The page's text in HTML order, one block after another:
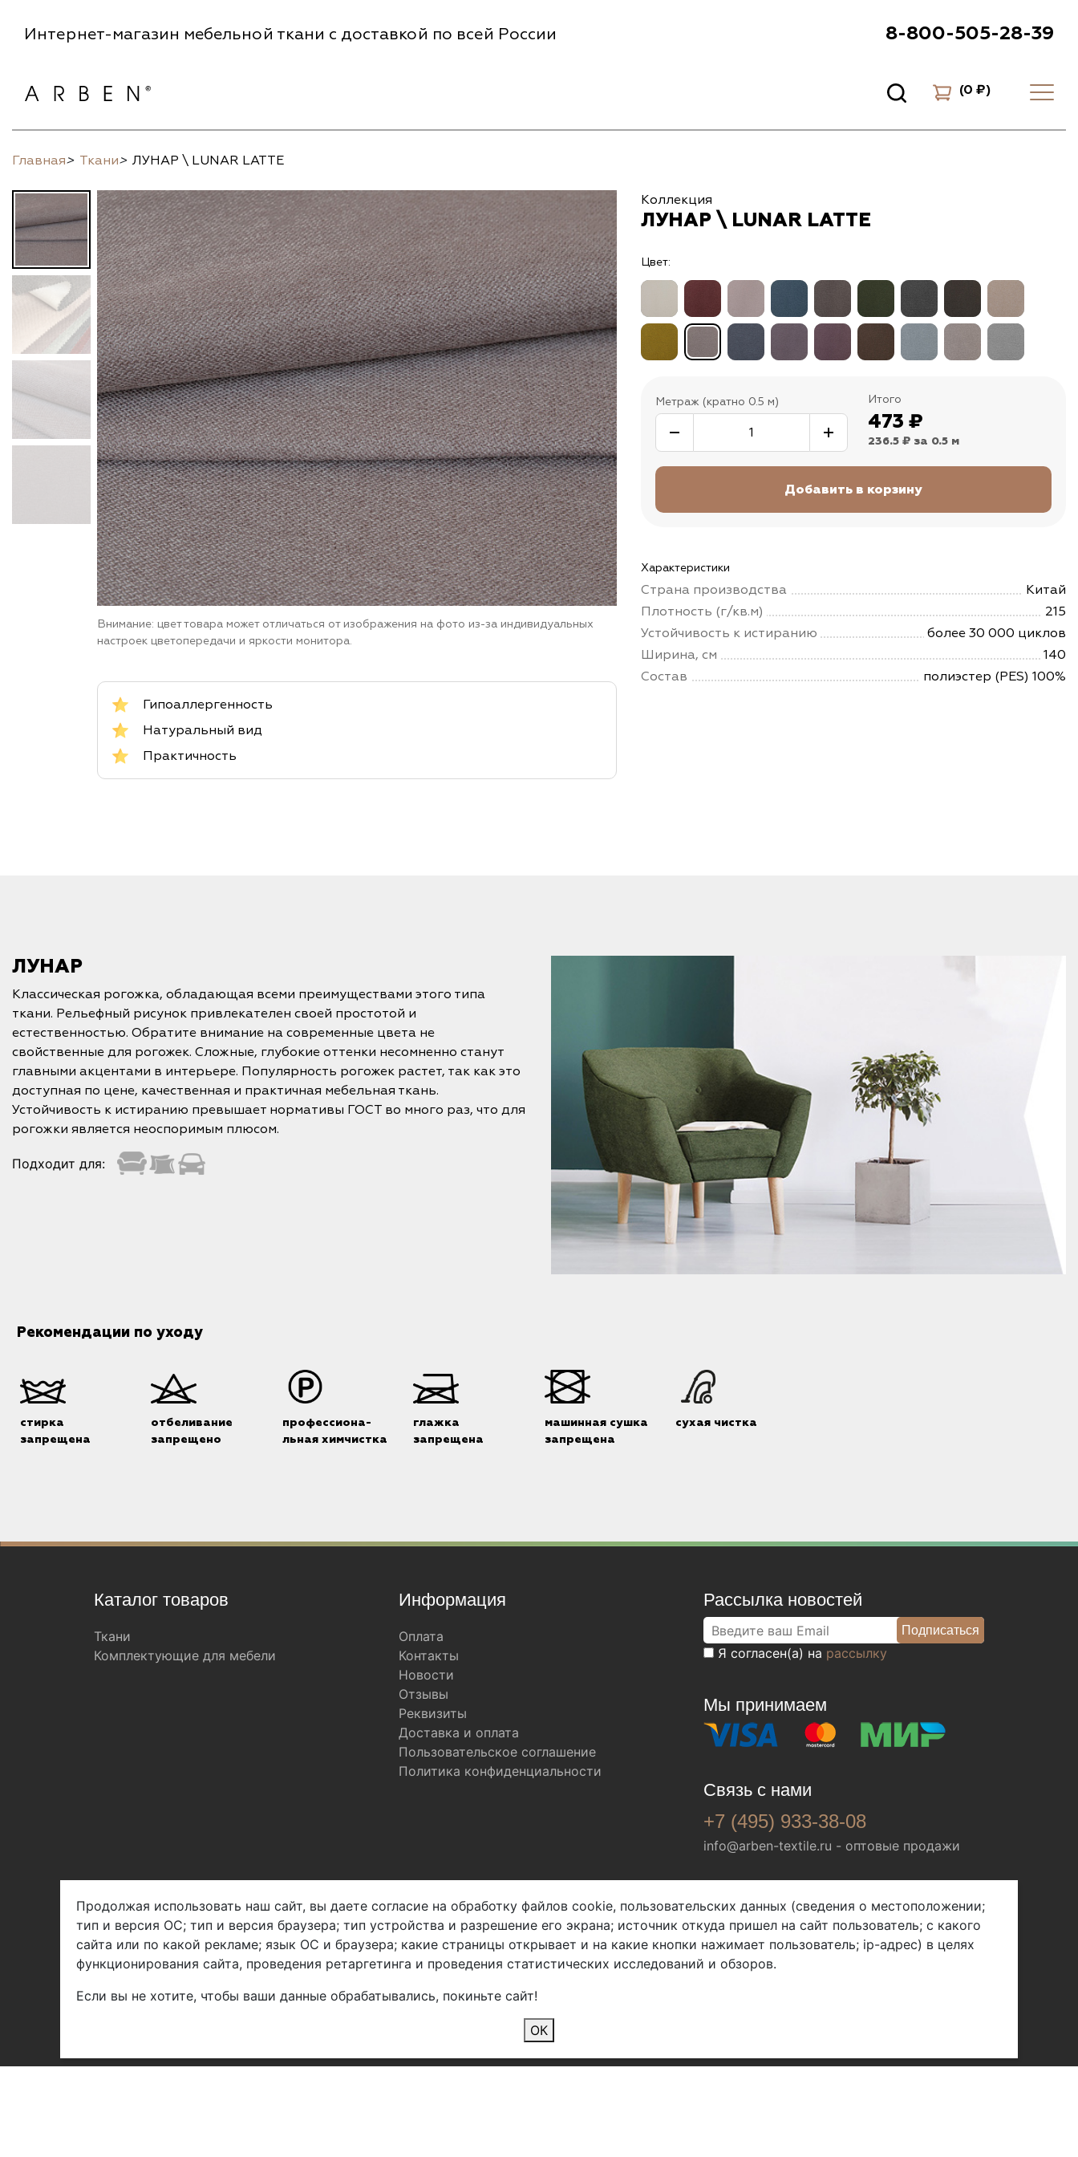
Интернет-магазин мебельной ткани с доставкой по всей России 8-800-505-28-39
(0 ₽)
Главная> Ткани> ЛУНАР \ LUNAR LATTE
Внимание: цвет товара может отличаться от изображения на фото из-за индивидуальных
настроек цветопередачи и яркости монитора.
Гипоаллергенность
Натуральный вид
Практичность
Коллекция
ЛУНАР \ LUNAR LATTE
Цвет:
Метраж (кратно 0.5 м) Итого
473 ₽
236.5 ₽ за 0.5 м
Характеристики
Страна производства
Китай
Плотность (г/кв.м)
215
Устойчивость к истиранию
более 30 000 циклов
Ширина, см
140
Состав
полиэстер (PES) 100%
ЛУНАР
Классическая рогожка, обладающая всеми преимуществами этого типа
ткани. Рельефный рисунок привлекателен своей простотой и
естественностью. Обратите внимание на современные цвета не
свойственные для рогожек. Сложные, глубокие оттенки несомненно станут
главными акцентами в интерьере. Популярность рогожек растет, так как это
доступная по цене, качественная и практичная мебельная ткань.
Устойчивость к истиранию превышает нормативы ГОСТ во много раз, что для
рогожки является неоспоримым плюсом.
Подходит для:
Рекомендации по уходу
стирка
запрещена
отбеливание
запрещено
профессиона-
льная химчистка
глажка
запрещена
машинная сушка
запрещена
сухая чистка
Каталог товаров
Ткани
Комплектующие для мебели
Информация
Оплата
Контакты
Новости
Отзывы
Реквизиты
Доставка и оплата
Пользовательское соглашение
Политика конфиденциальности
Рассылка новостей
Я согласен(а) на рассылку
Мы принимаем
Связь с нами
+7 (495) 933-38-08
info@arben-textile.ru - оптовые продажи
Арбен текстиль г. Щелково, пер.
1-й Советский д.25, владение 2.
Мы в соц. сетях
Продолжая использовать наш сайт, вы даете согласие на обработку файлов cookie, пользовательских данных (сведения о местоположении;
тип и версия ОС; тип и версия браузера; тип устройства и разрешение его экрана; источник откуда пришел на сайт пользователь; с какого
сайта или по какой рекламе; язык ОС и браузера; какие страницы открывает и на какие кнопки нажимает пользователь; ip-адрес) в целях
функционирования сайта, проведения ретаргетинга и проведения статистических исследований и обзоров.
Если вы не хотите, чтобы ваши данные обрабатывались, покиньте сайт!
ОК